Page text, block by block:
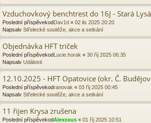
Vzduchovkový benchtrest do 16J - Stará
Poslední příspěvekodDav1d « 02 lis 2025 20:20
Napsalv Střelecké soutěže, akce a setkání
Objednávka HFT triček
Poslední příspěvekodLucie.horak « 30 říj 2025 06:35
Napsalv Události
12.10.2025 - HFT Opatovice (okr. Č.
Poslední příspěvekodranovak « 03 říj 2025 00:45
Napsalv Střelecké soutěže, akce a setkání
11 řijen Krysa zrušena
Poslední příspěvekodAlexxxus « 01 říj 2025 10:51